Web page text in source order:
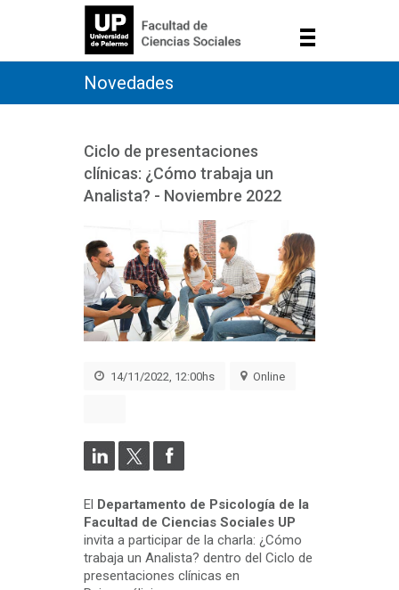
Novedades
Ciclo de presentaciones
clínicas: ¿Cómo trabaja un
Analista? - Noviembre 2022
14/11/2022, 12:00hs Online
El Departamento de Psicología de la
Facultad de Ciencias Sociales UP
invita a participar de la charla: ¿Cómo
trabaja un Analista? dentro del Ciclo de
presentaciones clínicas en